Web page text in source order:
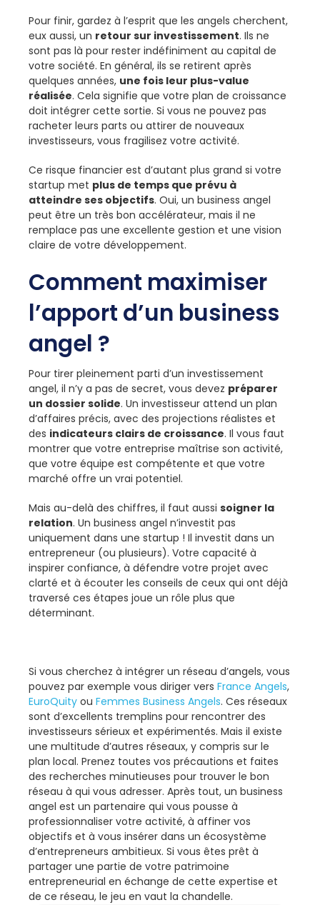
Pour finir, gardez à l’esprit que les angels cherchent,
eux aussi, un retour sur investissement. Ils ne
sont pas là pour rester indéfiniment au capital de
votre société. En général, ils se retirent après
quelques années, une fois leur plus-value
réalisée. Cela signifie que votre plan de croissance
doit intégrer cette sortie. Si vous ne pouvez pas
racheter leurs parts ou attirer de nouveaux
investisseurs, vous fragilisez votre activité.
Ce risque financier est d’autant plus grand si votre
startup met plus de temps que prévu à
atteindre ses objectifs. Oui, un business angel
peut être un très bon accélérateur, mais il ne
remplace pas une excellente gestion et une vision
claire de votre développement.
Comment maximiser
l’apport d’un business
angel ?
Pour tirer pleinement parti d’un investissement
angel, il n’y a pas de secret, vous devez préparer
un dossier solide. Un investisseur attend un plan
d’affaires précis, avec des projections réalistes et
des indicateurs clairs de croissance. Il vous faut
montrer que votre entreprise maîtrise son activité,
que votre équipe est compétente et que votre
marché offre un vrai potentiel.
Mais au-delà des chiffres, il faut aussi soigner la
relation. Un business angel n’investit pas
uniquement dans une startup ! Il investit dans un
entrepreneur (ou plusieurs). Votre capacité à
inspirer confiance, à défendre votre projet avec
clarté et à écouter les conseils de ceux qui ont déjà
traversé ces étapes joue un rôle plus que
déterminant.
Si vous cherchez à intégrer un réseau d’angels, vous
pouvez par exemple vous diriger vers France Angels,
EuroQuity ou Femmes Business Angels. Ces réseaux
sont d’excellents tremplins pour rencontrer des
investisseurs sérieux et expérimentés. Mais il existe
une multitude d’autres réseaux, y compris sur le
plan local. Prenez toutes vos précautions et faites
des recherches minutieuses pour trouver le bon
réseau à qui vous adresser. Après tout, un business
angel est un partenaire qui vous pousse à
professionnaliser votre activité, à affiner vos
objectifs et à vous insérer dans un écosystème
d’entrepreneurs ambitieux. Si vous êtes prêt à
partager une partie de votre patrimoine
entrepreneurial en échange de cette expertise et
de ce réseau, le jeu en vaut la chandelle.